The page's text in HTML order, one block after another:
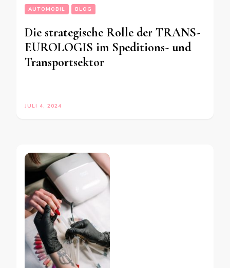
AUTOMOBIL BLOG
Die strategische Rolle der TRANS-
EUROLOGIS im Speditions- und
Transportsektor
JULI 4, 2024